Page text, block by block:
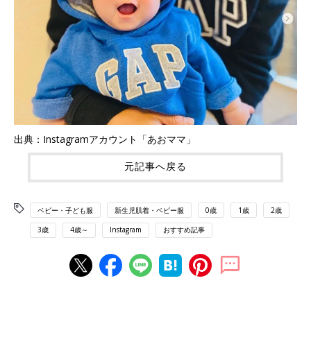
出典：Instagramアカウント「あおママ」
元記事へ戻る
ベビー・子ども服 新生児肌着・ベビー服 0歳 1歳 2歳
3歳 4歳～ Instagram おすすめ記事